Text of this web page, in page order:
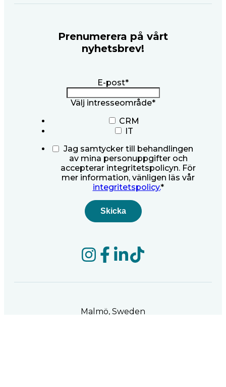
Malmö, Sweden
Prenumerera på vårt
nyhetsbrev!
E-post*
Välj intresseområde*
CRM
IT
Jag samtycker till behandlingen
av mina personuppgifter och
accepterar integritetspolicyn. För
mer information, vänligen läs vår
integritetspolicy.*